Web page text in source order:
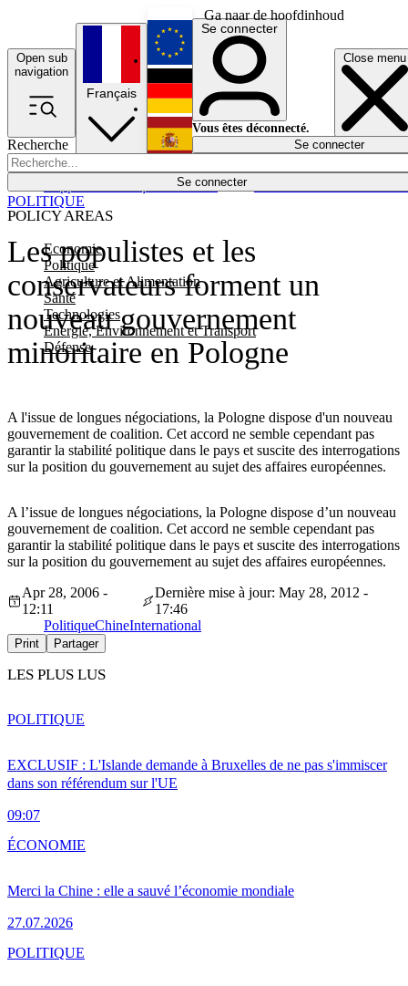
Ga naar de hoofdinhoud
Open sub
navigation
Close menu
Recherche
Se connecter
POLICY AREAS
Economie
Politique
Agriculture et Alimentation
Santé
Technologies
Energie, Environnement et Transport
Défense
Économie
Français
English
Deutsch
Español
Se connecter
Vous êtes déconnecté.
Se connecter
Les populistes et les
conservateurs forment un
nouveau gouvernement
minoritaire en Pologne
A l'issue de longues négociations, la Pologne dispose d'un nouveau
gouvernement de coalition. Cet accord ne semble cependant pas
garantir la stabilité politique dans le pays et suscite des interrogations
sur la position du gouvernement au sujet des affaires européennes.
POLITIQUE
A l’issue de longues négociations, la Pologne dispose d’un nouveau
gouvernement de coalition. Cet accord ne semble cependant pas
garantir la stabilité politique dans le pays et suscite des interrogations
sur la position du gouvernement au sujet des affaires européennes.
Apr 28, 2006 -
12:11
Dernière mise à jour: May 28, 2012 -
17:46
PolitiqueChineInternational
Print Partager
LES PLUS LUS
EXCLUSIF : L'Islande demande à Bruxelles de ne pas s'immiscer
dans son référendum sur l'UE
09:07
POLITIQUE
Merci la Chine : elle a sauvé l’économie mondiale
27.07.2026
ÉCONOMIE
POLITIQUE